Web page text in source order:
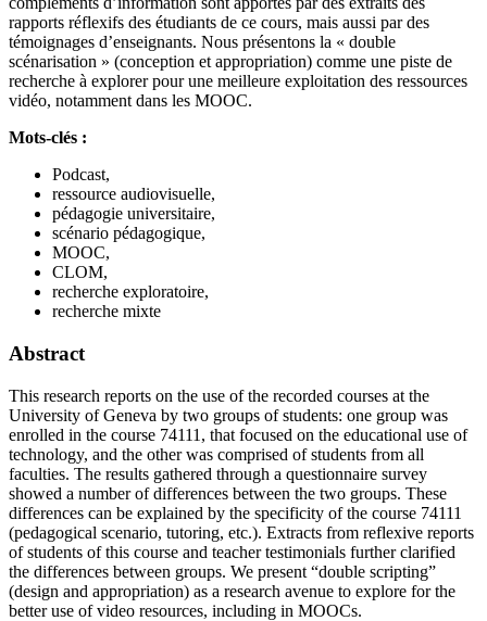
rapports réflexifs des étudiants de ce cours, mais aussi par des
témoignages d’enseignants. Nous présentons la « double
scénarisation » (conception et appropriation) comme une piste de
recherche à explorer pour une meilleure exploitation des ressources
vidéo, notamment dans les MOOC.
Mots-clés :
Podcast,
ressource audiovisuelle,
pédagogie universitaire,
scénario pédagogique,
MOOC,
CLOM,
recherche exploratoire,
recherche mixte
Abstract
This research reports on the use of the recorded courses at the
University of Geneva by two groups of students: one group was
enrolled in the course 74111, that focused on the educational use of
technology, and the other was comprised of students from all
faculties. The results gathered through a questionnaire survey
showed a number of differences between the two groups. These
differences can be explained by the specificity of the course 74111
(pedagogical scenario, tutoring, etc.). Extracts from reflexive reports
of students of this course and teacher testimonials further clarified
the differences between groups. We present “double scripting”
(design and appropriation) as a research avenue to explore for the
better use of video resources, including in MOOCs.